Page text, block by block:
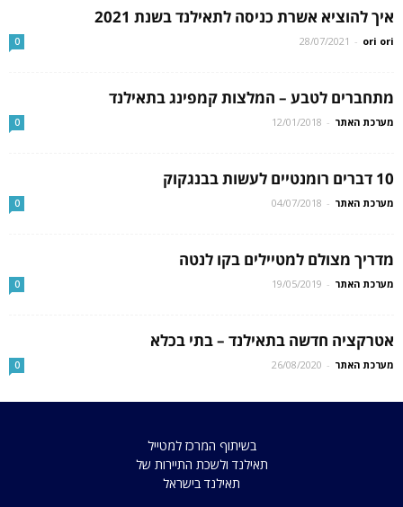
איך להוציא אשרת כניסה לתאילנד בשנת 2021
ori ori
-
28/07/2021
0
מתחברים לטבע – המלצות קמפינג בתאילנד
מערכת האתר -
12/01/2018
0
10 דברים רומנטיים לעשות בבנגקוק
מערכת האתר -
04/07/2018
0
מדריך מצולם למטיילים בקו לנטה
מערכת האתר -
19/05/2019
0
אטרקציה חדשה בתאילנד – בתי בכלא
מערכת האתר -
26/08/2020
0
בשיתוף המרכז למטייל
תאילנד ולשכת התיירות של
תאילנד בישראל